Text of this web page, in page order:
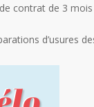
contrat de 3
d’usures